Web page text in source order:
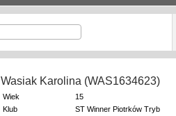
Wasiak Karolina (WAS1634623)
Wiek
15
Klub
ST Winner Piotrków Tryb